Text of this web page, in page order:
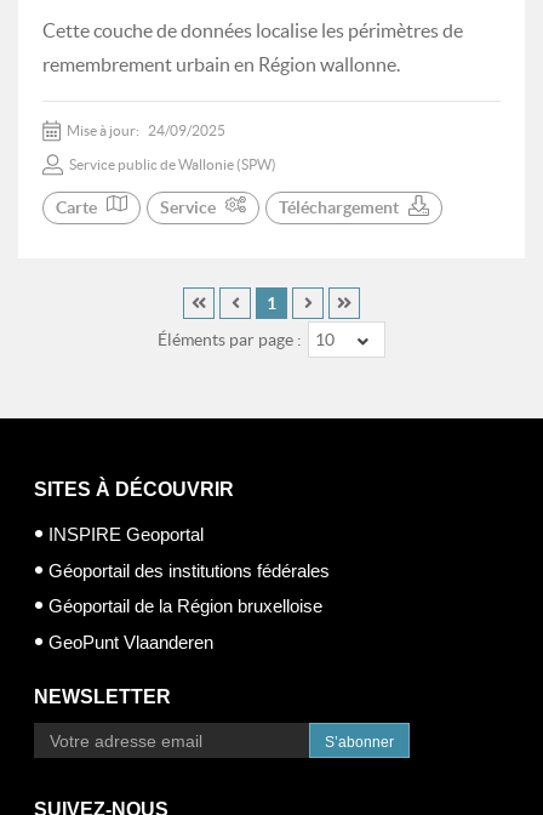
Cette couche de données localise les périmètres de
remembrement urbain en Région wallonne.
Mise à jour: 24/09/2025
Service public de Wallonie (SPW)
Carte Service Téléchargement
Éléments par page : 10
1
SITES À DÉCOUVRIR
INSPIRE Geoportal
Géoportail des institutions fédérales
Géoportail de la Région bruxelloise
GeoPunt Vlaanderen
NEWSLETTER
S’abonner
SUIVEZ-NOUS